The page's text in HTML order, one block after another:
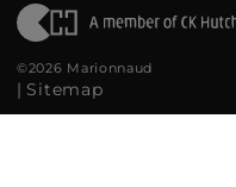
©2026 Marionnaud
| Sitemap